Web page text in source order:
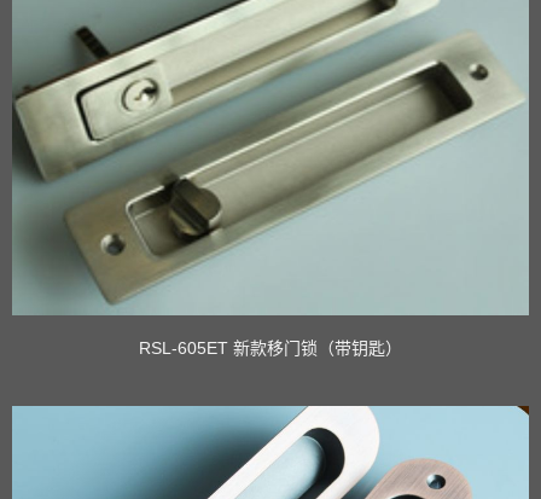
RSL-605ET 新款移门锁（带钥匙）